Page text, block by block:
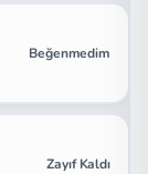
Beğenmedim
Zayıf Kaldı